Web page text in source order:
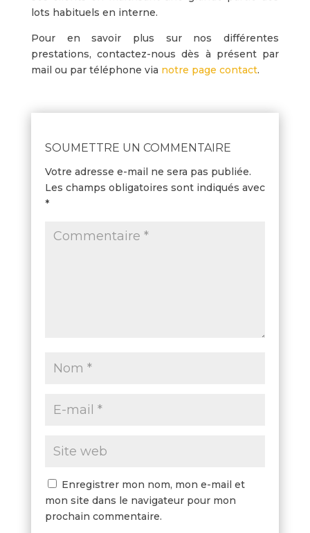
lots habituels en interne.
Pour en savoir plus sur nos différentes
prestations, contactez-nous dès à présent par
mail ou par téléphone via notre page contact.
SOUMETTRE UN COMMENTAIRE
Votre adresse e-mail ne sera pas publiée.
Les champs obligatoires sont indiqués avec
*
Enregistrer mon nom, mon e-mail et
mon site dans le navigateur pour mon
prochain commentaire.